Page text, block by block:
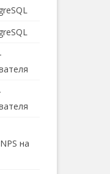
на